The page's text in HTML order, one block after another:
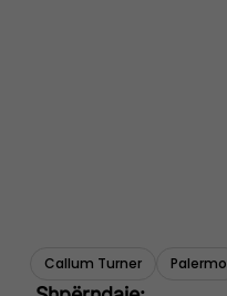
Callum Turner Palermo